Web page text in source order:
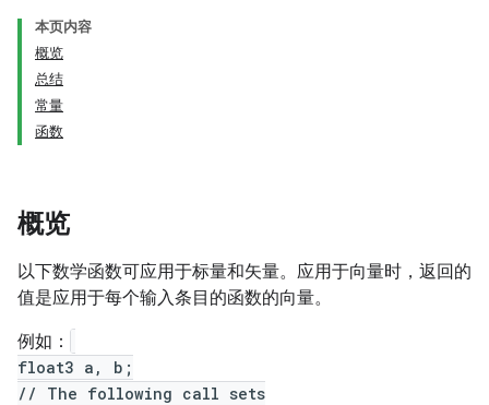
本页内容
概览
总结
常量
函数
概览
以下数学函数可应用于标量和矢量。应用于向量时，返回的
值是应用于每个输入条目的函数的向量。
例如：
float3 a, b;
// The following call sets